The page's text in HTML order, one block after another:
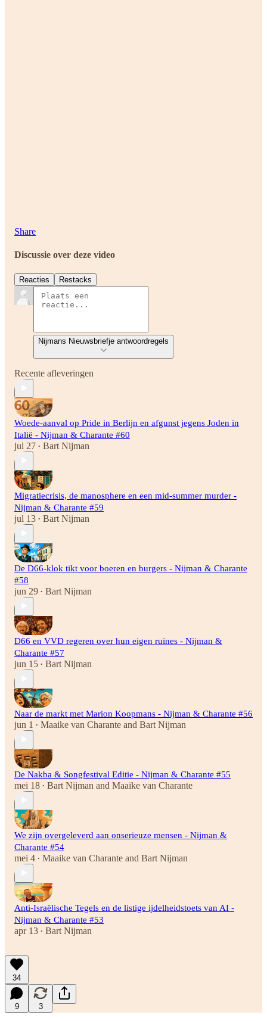
Share
Discussie over deze video
Reacties Restacks
Nijmans Nieuwsbriefje antwoordregels
Recente afleveringen
Woede-aanval op Pride in Berlijn en afgunst jegens Joden in
Italië - Nijman & Charante #60
jul 27 • Bart Nijman
Migratiecrisis, de manosphere en een mid-summer murder -
Nijman & Charante #59
jul 13 • Bart Nijman
De D66-klok tikt voor boeren en burgers - Nijman & Charante
#58
jun 29 • Bart Nijman
D66 en VVD regeren over hun eigen ruïnes - Nijman &
Charante #57
jun 15 • Bart Nijman
Naar de markt met Marion Koopmans - Nijman & Charante #56
jun 1 • Maaike van Charante and Bart Nijman
De Nakba & Songfestival Editie - Nijman & Charante #55
mei 18 • Bart Nijman and Maaike van Charante
We zijn overgeleverd aan onserieuze mensen - Nijman &
Charante #54
mei 4 • Maaike van Charante and Bart Nijman
Anti-Israëlische Tegels en de listige ijdelheidstoets van AI -
Nijman & Charante #53
apr 13 • Bart Nijman
34
9 3